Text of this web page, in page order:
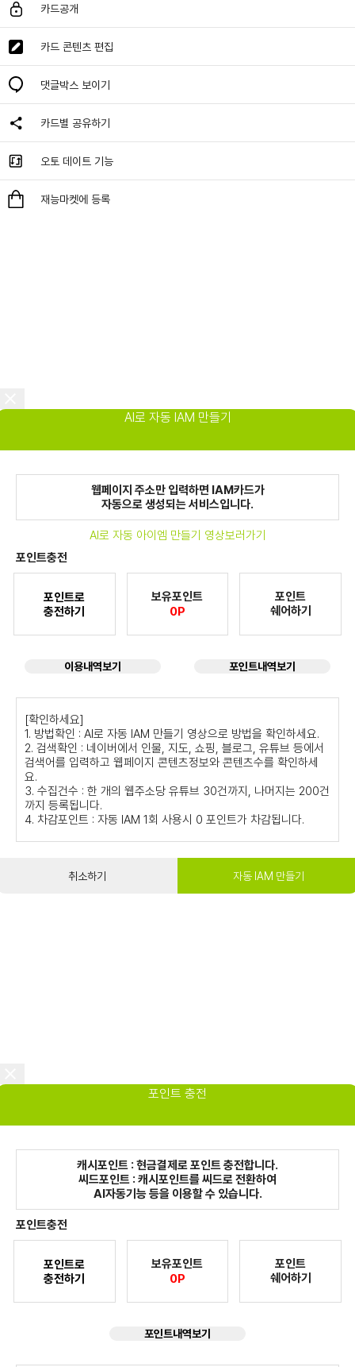
카드공개
카드 콘텐츠 편집
댓글박스 보이기
카드별 공유하기
오토 데이트 기능
재능마켓에 등록
AI로 자동 IAM 만들기
웹페이지 주소만 입력하면 IAM카드가
자동으로 생성되는 서비스입니다.
AI로 자동 아이엠 만들기 영상보러가기
포인트충전
포인트로
충전하기
보유포인트
0P
포인트
쉐어하기
이용내역보기 포인트내역보기
[확인하세요]
1. 방법확인 : AI로 자동 IAM 만들기 영상으로 방법을 확인하세요.
2. 검색확인 : 네이버에서 인물, 지도, 쇼핑, 블로그, 유튜브 등에서
검색어를 입력하고 웹페이지 콘텐츠정보와 콘텐츠수를 확인하세
요.
3. 수집건수 : 한 개의 웹주소당 유튜브 30건까지, 나머지는 200건
까지 등록됩니다.
4. 차감포인트 : 자동 IAM 1회 사용시 0 포인트가 차감됩니다.
취소하기 자동 IAM 만들기
포인트 충전
캐시포인트 : 현금결제로 포인트 충전합니다.
씨드포인트 : 캐시포인트를 씨드로 전환하여
AI자동기능 등을 이용할 수 있습니다.
포인트충전
포인트로
충전하기
보유포인트
0P
포인트
쉐어하기
포인트내역보기